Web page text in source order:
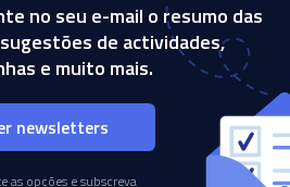
no seu e-mail o resumo das
de actividades,
e muito mais.
newsletters
as opções e subscreva